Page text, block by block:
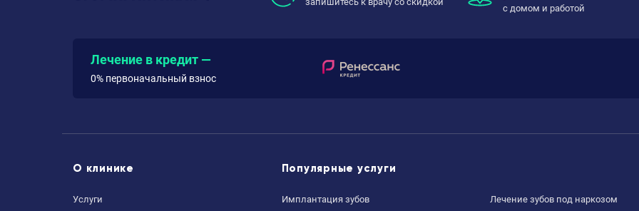
с домом и работой
Лечение в кредит —
0% первоначальный взнос
О клинике
Услуги
Популярные услуги
Имплантация зубов Лечение зубов под наркозом